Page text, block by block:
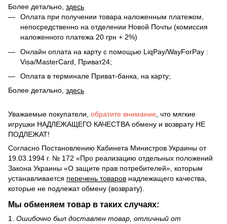
Более детально, здесь
Оплата при получении товара наложенным платежом,
непосредственно на отделении Новой Почты (комиссия
наложенного платежа 20 грн + 2%)
Онлайн оплата на карту с помощью LiqPay/WayForPay :
Visa/MasterCard, Приват24;
Оплата в терминале Приват-банка, на карту;
Более детально, здесь
Уважаемые покупатели, обратите внимание, что мягкие
игрушки НАДЛЕЖАЩЕГО КАЧЕСТВА обмену и возврату НЕ
ПОДЛЕЖАТ!
Согласно Постановлению Кабинета Министров Украины от
19.03.1994 г. № 172 «Про реализацию отдельных положений
Закона Украины «О защите прав потребителей», которым
устанавливается перечень товаров надлежащего качества,
которые не подлежат обмену (возврату).
Мы обменяем товар в таких случаях:
1. Ошибочно был доставлен товар, отличный от